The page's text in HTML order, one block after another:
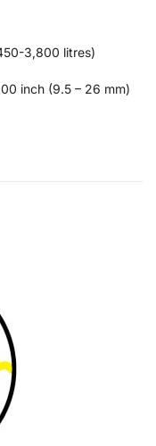
3,800 litres)
inch (9.5 – 26 mm)